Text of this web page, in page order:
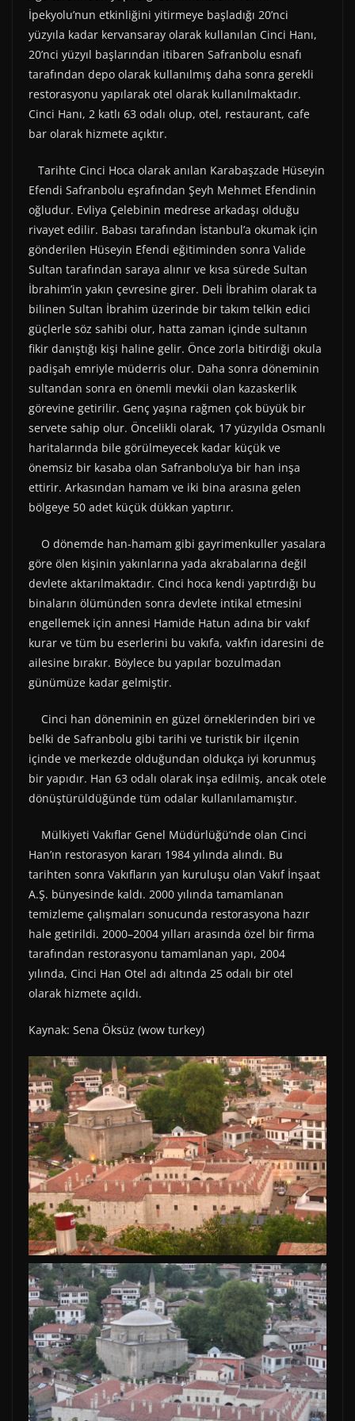
İpekyolu’nun etkinliğini yitirmeye başladığı 20’nci
yüzyıla kadar kervansaray olarak kullanılan Cinci Hanı,
20’nci yüzyıl başlarından itibaren Safranbolu esnafı
tarafından depo olarak kullanılmış daha sonra gerekli
restorasyonu yapılarak otel olarak kullanılmaktadır.
Cinci Hanı, 2 katlı 63 odalı olup, otel, restaurant, cafe
bar olarak hizmete açıktır.
Tarihte Cinci Hoca olarak anılan Karabaşzade Hüseyin
Efendi Safranbolu eşrafından Şeyh Mehmet Efendinin
oğludur. Evliya Çelebinin medrese arkadaşı olduğu
rivayet edilir. Babası tarafından İstanbul’a okumak için
gönderilen Hüseyin Efendi eğitiminden sonra Valide
Sultan tarafından saraya alınır ve kısa sürede Sultan
İbrahim’in yakın çevresine girer. Deli İbrahim olarak ta
bilinen Sultan İbrahim üzerinde bir takım telkin edici
güçlerle söz sahibi olur, hatta zaman içinde sultanın
fikir danıştığı kişi haline gelir. Önce zorla bitirdiği okula
padişah emriyle müderris olur. Daha sonra döneminin
sultandan sonra en önemli mevkii olan kazaskerlik
görevine getirilir. Genç yaşına rağmen çok büyük bir
servete sahip olur. Öncelikli olarak, 17 yüzyılda Osmanlı
haritalarında bile görülmeyecek kadar küçük ve
önemsiz bir kasaba olan Safranbolu’ya bir han inşa
ettirir. Arkasından hamam ve iki bina arasına gelen
bölgeye 50 adet küçük dükkan yaptırır.
O dönemde han-hamam gibi gayrimenkuller yasalara
göre ölen kişinin yakınlarına yada akrabalarına değil
devlete aktarılmaktadır. Cinci hoca kendi yaptırdığı bu
binaların ölümünden sonra devlete intikal etmesini
engellemek için annesi Hamide Hatun adına bir vakıf
kurar ve tüm bu eserlerini bu vakıfa, vakfın idaresini de
ailesine bırakır. Böylece bu yapılar bozulmadan
günümüze kadar gelmiştir.
Cinci han döneminin en güzel örneklerinden biri ve
belki de Safranbolu gibi tarihi ve turistik bir ilçenin
içinde ve merkezde olduğundan oldukça iyi korunmuş
bir yapıdır. Han 63 odalı olarak inşa edilmiş, ancak otele
dönüştürüldüğünde tüm odalar kullanılamamıştır.
Mülkiyeti Vakıflar Genel Müdürlüğü’nde olan Cinci
Han’ın restorasyon kararı 1984 yılında alındı. Bu
tarihten sonra Vakıfların yan kuruluşu olan Vakıf İnşaat
A.Ş. bünyesinde kaldı. 2000 yılında tamamlanan
temizleme çalışmaları sonucunda restorasyona hazır
hale getirildi. 2000–2004 yılları arasında özel bir firma
tarafından restorasyonu tamamlanan yapı, 2004
yılında, Cinci Han Otel adı altında 25 odalı bir otel
olarak hizmete açıldı.
Kaynak: Sena Öksüz (wow turkey)